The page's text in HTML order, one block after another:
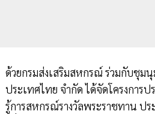
ด้วยกรมส่งเสริมสหกรณ์ ร่วมกับชุ
ประเทศไทย จำกัด ได้จัดโครงการป
รู้การสหกรณ์รางวัลพระราชทาน ป